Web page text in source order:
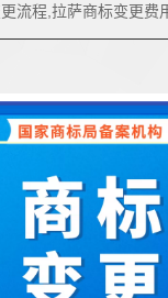
流程,拉萨商标变更费